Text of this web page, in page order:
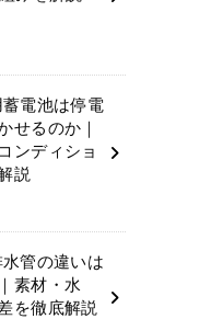
電池は停電
せるのか｜
ンディショ
説
管の違いは
素材・水
を徹底解説